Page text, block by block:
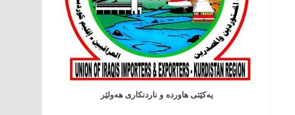
یەکێتی هاوردە و ناردنکاری هەولێر